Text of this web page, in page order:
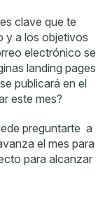
clave que te
y a los objetivos
electrónico se
landing pages
publicará en el
este mes?
preguntarte a
el mes para
para alcanzar